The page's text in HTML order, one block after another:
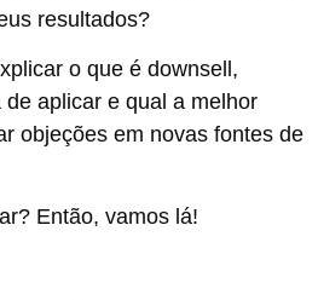
resultados?
o que é downsell,
aplicar e qual a melhor
objeções em novas fontes de
Então, vamos lá!